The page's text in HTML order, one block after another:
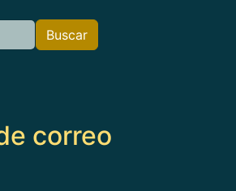
Buscar
correo